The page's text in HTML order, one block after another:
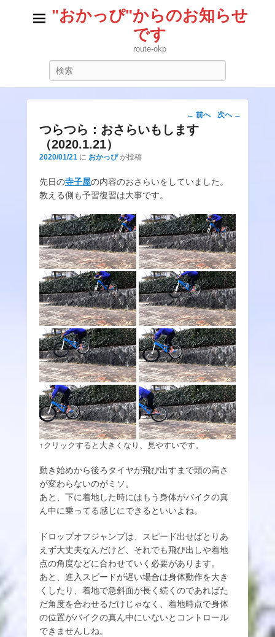
"おかっぴ"からのお知らせ
です
route-okp
投
稿
ー
ン
← 前へ 次へ →
つらつら：おさらいもします
（2020.1.21）
2020/01/21 に おかっぴ が投稿
先日の寺子屋の内容のおさらいをしていました。
教える側も予習復習は大事です。
↑クリックすると大きくなり、見やすいです。
動き始めから後ろタイヤが飛び出すまで頭の高さ
が変わらないのがミソ。
あと、下に着地した時にはもう身体がバイクの真
ん中に乗ってる感じにできるといいよね。
ドロップオフジャンプは、スピード出せばとりあ
えず大丈夫なんだけど、それでも飛び出しや着地
点の角度などに合わせていく必要があります。
あと、進入スピードが遅い場合は身体動作を大き
くしたり、着地で急斜面が長く続くのであればた
だ角度を合わせるだけじゃなく、着地時点で身体
の位置がバイクの真ん中にいないとコントロール
できませんしね。